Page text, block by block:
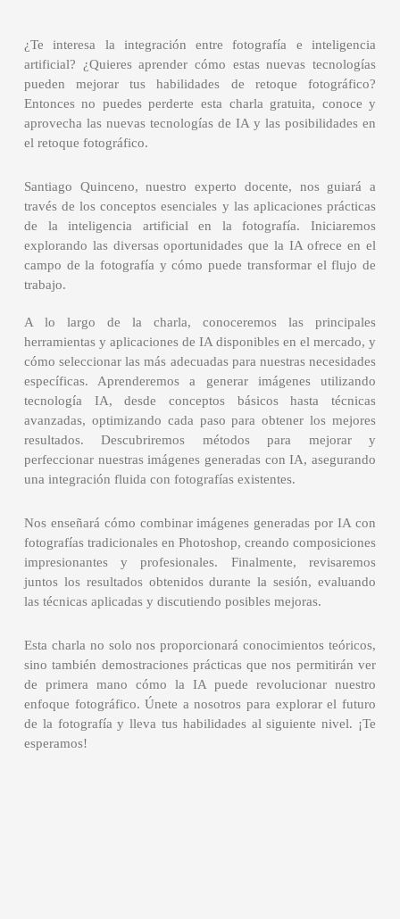
¿Te interesa la integración entre fotografía e inteligencia
artificial? ¿Quieres aprender cómo estas nuevas tecnologías
pueden mejorar tus habilidades de retoque fotográfico?
Entonces no puedes perderte esta charla gratuita, conoce y
aprovecha las nuevas tecnologías de IA y las posibilidades en
el retoque fotográfico.
Santiago Quinceno, nuestro experto docente, nos guiará a
través de los conceptos esenciales y las aplicaciones prácticas
de la inteligencia artificial en la fotografía. Iniciaremos
explorando las diversas oportunidades que la IA ofrece en el
campo de la fotografía y cómo puede transformar el flujo de
trabajo.
A lo largo de la charla, conoceremos las principales
herramientas y aplicaciones de IA disponibles en el mercado, y
cómo seleccionar las más adecuadas para nuestras necesidades
específicas. Aprenderemos a generar imágenes utilizando
tecnología IA, desde conceptos básicos hasta técnicas
avanzadas, optimizando cada paso para obtener los mejores
resultados. Descubriremos métodos para mejorar y
perfeccionar nuestras imágenes generadas con IA, asegurando
una integración fluida con fotografías existentes.
Nos enseñará cómo combinar imágenes generadas por IA con
fotografías tradicionales en Photoshop, creando composiciones
impresionantes y profesionales. Finalmente, revisaremos
juntos los resultados obtenidos durante la sesión, evaluando
las técnicas aplicadas y discutiendo posibles mejoras.
Esta charla no solo nos proporcionará conocimientos teóricos,
sino también demostraciones prácticas que nos permitirán ver
de primera mano cómo la IA puede revolucionar nuestro
enfoque fotográfico. Únete a nosotros para explorar el futuro
de la fotografía y lleva tus habilidades al siguiente nivel. ¡Te
esperamos!